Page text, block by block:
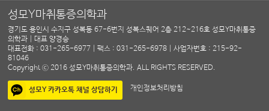
성모Y마취통증의학과
경기도 용인시 수지구 성복동 67-6번지 성복스퀘어 2층 212~216호 성모Y마취통증
의학과 | 대표 양경승
대표전화 : 031-265-6977 | 팩스 : 031-265-6978 | 사업자번호 : 215-92-
81046
Copyright ⓒ 2016 성모Y마취통증의학과. ALL RIGHTS RESERVED.
성모Y 카카오톡 채널 상담하기 개인정보처리방침